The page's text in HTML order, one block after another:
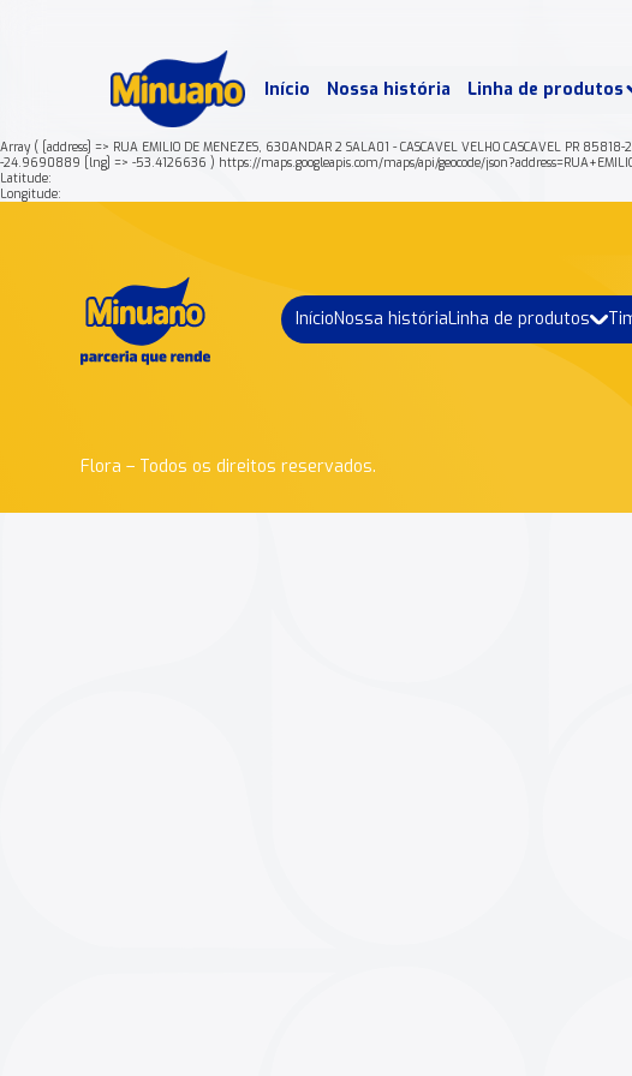
Início Nossa história Linha de produtos
Array ( [address] => RUA EMILIO DE MENEZES, 630ANDAR 2 SALA01 - CASCAVEL VELHO CASCAVEL PR
-24.9690889 [lng] => -53.4126636 ) https://maps.googleapis.com/maps/api/geocode/
Latitude:
Longitude:
InícioNossa históriaLinha de produtos
Flora – Todos os direitos reservados.